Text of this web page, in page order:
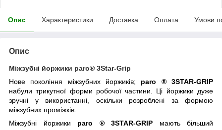
Опис Характеристики Доставка Оплата Умови
Опис
Міжзубні йоржики paro® 3Star-Grip
Нове покоління міжзубних йоржиків; paro ®3STAR-GRIP
набули трикутної форми робочої частини. Ці йоржики дуже
зручні у використанні, оскільки розроблені за формою
міжзубних проміжків.
Міжзубні йоржики paro ® 3STAR-GRIP мають більший